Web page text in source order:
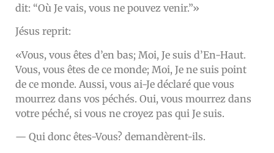
dit: “Où Je vais, vous ne pouvez venir.”»
Jésus reprit:
«Vous, vous êtes d’en bas; Moi, Je suis d’En-Haut.
Vous, vous êtes de ce monde; Moi, Je ne suis point
de ce monde. Aussi, vous ai-Je déclaré que vous
mourrez dans vos péchés. Oui, vous mourrez dans
votre péché, si vous ne croyez pas qui Je suis.
— Qui donc êtes-Vous? demandèrent-ils.